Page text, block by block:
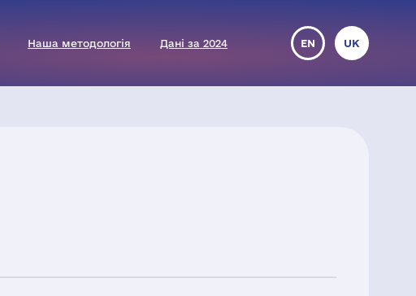
Наша методологія Дані за 2024 EN UK